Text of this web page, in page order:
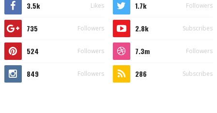
3.5k Likes 1.7k Followers
735 Followers 2.8k Subscribes
524 Followers 7.3m Followers
849 Followers 286 Subscribes